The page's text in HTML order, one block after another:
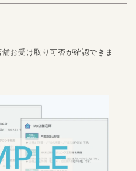
お受け取り可否が確認できま